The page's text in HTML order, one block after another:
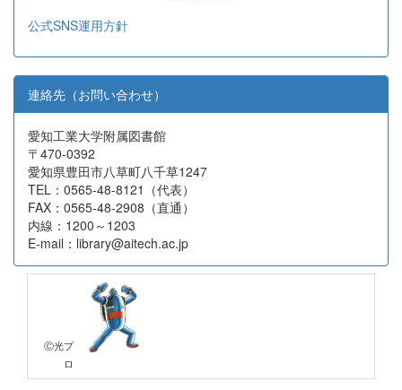
公式SNS運用方針
連絡先（お問い合わせ）
愛知工業大学附属図書館
〒470-0392
愛知県豊田市八草町八千草1247
TEL：0565-48-8121（代表）
FAX：0565-48-2908（直通）
内線：1200～1203
E-mail：library@aitech.ac.jp
Ⓒ光プ
ロ